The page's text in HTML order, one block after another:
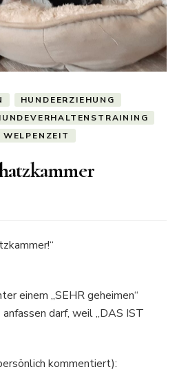
HUNDEERZIEHUNG
WELPENZEIT
einem „SEHR geheimen“
anfassen darf, weil „DAS IST
kommentiert):